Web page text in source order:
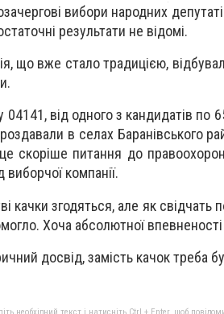
вибори народних
результати не відомі.
що вже стало традицією,
04141, від одного з кандидатів
в селах Баранівського
скоріше питання до
компанії.
качки згодяться, але як свідчать
Хоча абсолютної
досвід, замість качок